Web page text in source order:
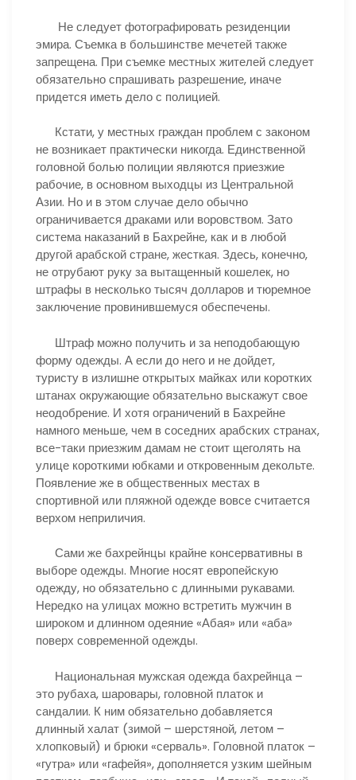
Не следует фотографировать резиденции
эмира. Съемка в большинстве мечетей также
запрещена. При съемке местных жителей следует
обязательно спрашивать разрешение, иначе
придется иметь дело с полицией.
Кстати, у местных граждан проблем с законом
не возникает практически никогда. Единственной
головной болью полиции являются приезжие
рабочие, в основном выходцы из Центральной
Азии. Но и в этом случае дело обычно
ограничивается драками или воровством. Зато
система наказаний в Бахрейне, как и в любой
другой арабской стране, жесткая. Здесь, конечно,
не отрубают руку за вытащенный кошелек, но
штрафы в несколько тысяч долларов и тюремное
заключение провинившемуся обеспечены.
Штраф можно получить и за неподобающую
форму одежды. А если до него и не дойдет,
туристу в излишне открытых майках или коротких
штанах окружающие обязательно выскажут свое
неодобрение. И хотя ограничений в Бахрейне
намного меньше, чем в соседних арабских странах,
все-таки приезжим дамам не стоит щеголять на
улице короткими юбками и откровенным декольте.
Появление же в общественных местах в
спортивной или пляжной одежде вовсе считается
верхом неприличия.
Сами же бахрейнцы крайне консервативны в
выборе одежды. Многие носят европейскую
одежду, но обязательно с длинными рукавами.
Нередко на улицах можно встретить мужчин в
широком и длинном одеяние «Абая» или «аба»
поверх современной одежды.
Национальная мужская одежда бахрейнца –
это рубаха, шаровары, головной платок и
сандалии. К ним обязательно добавляется
длинный халат (зимой – шерстяной, летом –
хлопковый) и брюки «серваль». Головной платок –
«гутра» или «гафейя», дополняется узким шейным